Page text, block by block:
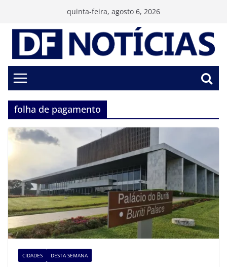
conteúdo
quinta-feira, agosto 6, 2026
folha de pagamento
CIDADES DESTA SEMANA